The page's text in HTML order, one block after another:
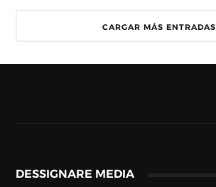
CARGAR MÁS ENTRADAS
DESSIGNARE MEDIA